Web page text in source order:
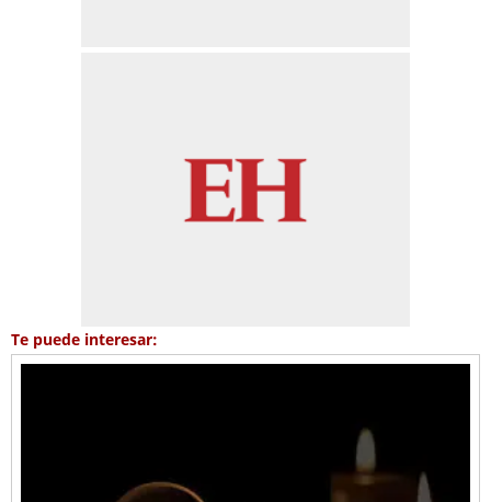
Te puede interesar: